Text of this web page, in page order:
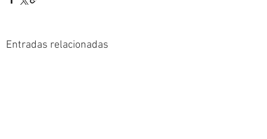
Entradas relacionadas